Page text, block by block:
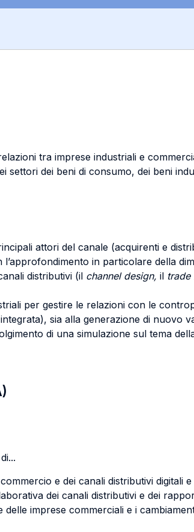
tra imprese industriali e
settori dei beni di consumo, dei beni
attori del canale (acquirenti e
in particolare della
distributivi (il channel design, il trade
per gestire le relazioni con le
sia alla generazione di nuovo
di una simulazione sul tema
e dei canali distributivi digitali e
dei canali distributivi e dei
imprese commerciali e i